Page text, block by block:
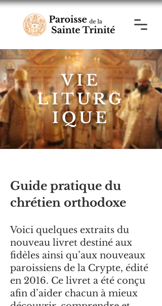
VIE
LITURG
IQUE
Guide pratique du
chrétien orthodoxe
Voici quelques extraits du
nouveau livret destiné aux
fidèles ainsi qu’aux nouveaux
paroissiens de la Crypte, édité
en 2016. Ce livret a été conçu
afin d’aider chacun à mieux